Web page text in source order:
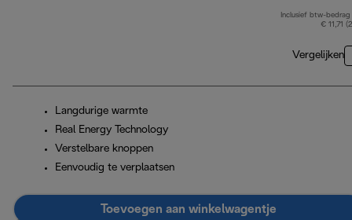
Inclusief btw-bedrag
€ 11,71
Vergelijken
Langdurige warmte
Real Energy Technology
Verstelbare knoppen
Eenvoudig te verplaatsen
Toevoegen aan winkelwagentje